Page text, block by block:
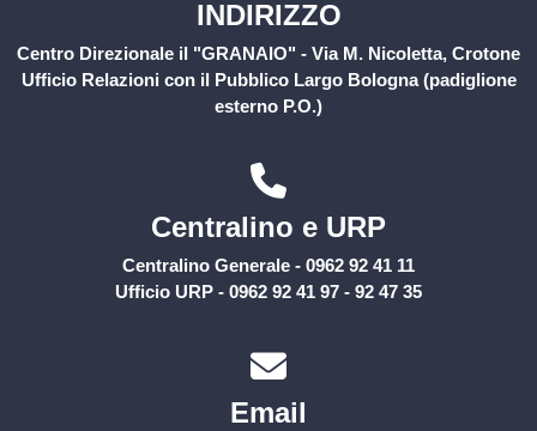
INDIRIZZO
Centro Direzionale il "GRANAIO" - Via M. Nicoletta, Crotone
Ufficio Relazioni con il Pubblico Largo Bologna (padiglione
esterno P.O.)
Centralino e URP
Centralino Generale - 0962 92 41 11
Ufficio URP - 0962 92 41 97 - 92 47 35
Email